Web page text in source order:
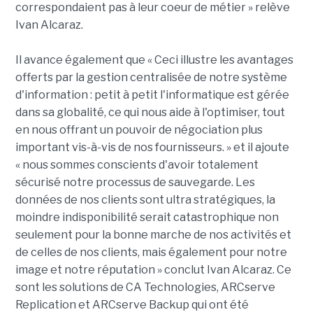
correspondaient pas à leur coeur de métier » relève
Ivan Alcaraz.
Il avance également que « Ceci illustre les avantages
offerts par la gestion centralisée de notre système
d'information : petit à petit l'informatique est gérée
dans sa globalité, ce qui nous aide à l'optimiser, tout
en nous offrant un pouvoir de négociation plus
important vis-à-vis de nos fournisseurs. » et il ajoute
« nous sommes conscients d'avoir totalement
sécurisé notre processus de sauvegarde. Les
données de nos clients sont ultra stratégiques, la
moindre indisponibilité serait catastrophique non
seulement pour la bonne marche de nos activités et
de celles de nos clients, mais également pour notre
image et notre réputation » conclut Ivan Alcaraz. Ce
sont les solutions de CA Technologies, ARCserve
Replication et ARCserve Backup qui ont été